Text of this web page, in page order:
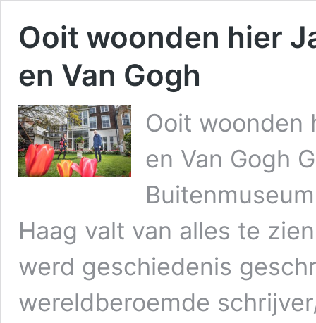
Ooit woonden hier
en Van Gogh
Ooit woonden
en Van Gogh
Haag valt van alles te
werd geschiedenis
wereldberoemde